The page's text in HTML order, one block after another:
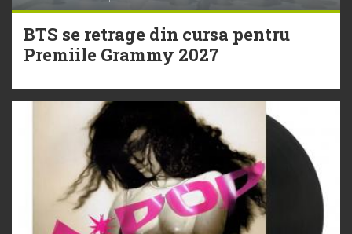
BTS se retrage din cursa pentru
Premiile Grammy 2027